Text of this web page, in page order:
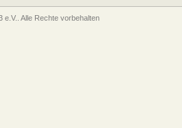
e.V.. Alle Rechte vorbehalten